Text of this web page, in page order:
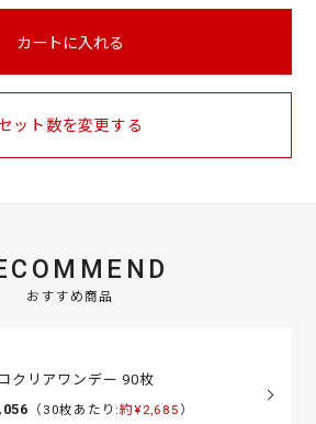
カートに入れる
ット数を変更する
おすすめ商品
クリアワンデー 90枚
（30枚あたり:約¥2,685 ）